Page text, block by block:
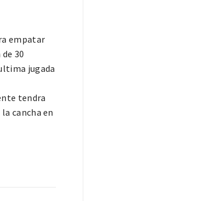
empatar
30
jugada
tendra
cancha en